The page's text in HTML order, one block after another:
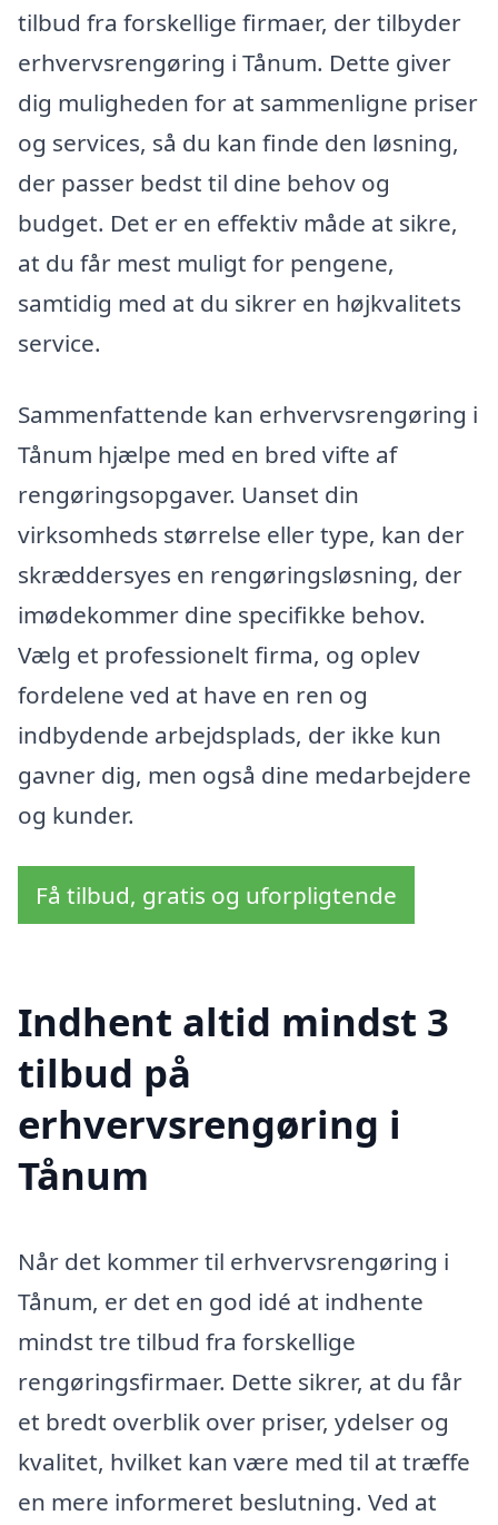
tilbud fra forskellige firmaer, der tilbyder
erhvervsrengøring i Tånum. Dette giver
dig muligheden for at sammenligne priser
og services, så du kan finde den løsning,
der passer bedst til dine behov og
budget. Det er en effektiv måde at sikre,
at du får mest muligt for pengene,
samtidig med at du sikrer en højkvalitets
service.
Sammenfattende kan erhvervsrengøring i
Tånum hjælpe med en bred vifte af
rengøringsopgaver. Uanset din
virksomheds størrelse eller type, kan der
skræddersyes en rengøringsløsning, der
imødekommer dine specifikke behov.
Vælg et professionelt firma, og oplev
fordelene ved at have en ren og
indbydende arbejdsplads, der ikke kun
gavner dig, men også dine medarbejdere
og kunder.
Få tilbud, gratis og uforpligtende
Indhent altid mindst 3
tilbud på
erhvervsrengøring i
Tånum
Når det kommer til erhvervsrengøring i
Tånum, er det en god idé at indhente
mindst tre tilbud fra forskellige
rengøringsfirmaer. Dette sikrer, at du får
et bredt overblik over priser, ydelser og
kvalitet, hvilket kan være med til at træffe
en mere informeret beslutning. Ved at